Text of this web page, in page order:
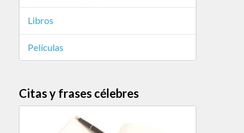
Libros
Películas
Citas y frases célebres